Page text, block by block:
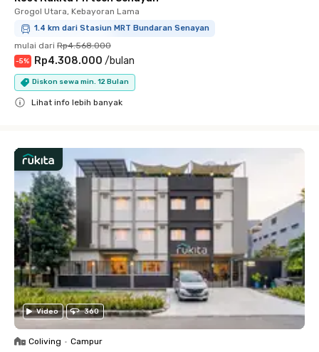
Grogol Utara, Kebayoran Lama
1.4 km dari Stasiun MRT Bundaran Senayan
mulai dari Rp4.568.000
-5% Rp4.308.000 /bulan
Diskon sewa min. 12 Bulan
Lihat info lebih banyak
Video 360
Coliving • Campur